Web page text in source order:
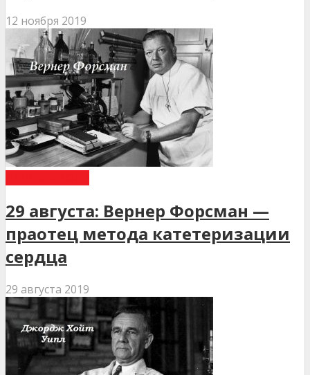
12 ноября 2019
29 августа: Вернер Форсман —
праотец метода катетеризации
сердца
29 августа 2019